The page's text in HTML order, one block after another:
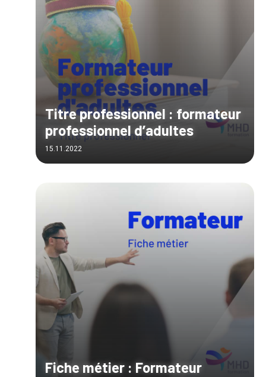
Titre professionnel : formateur
professionnel d’adultes
15.11.2022
Fiche métier : Formateur